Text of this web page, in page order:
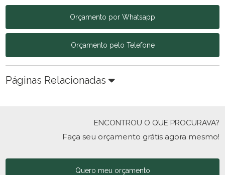
Orçamento por Whatsapp
Orçamento pelo Telefone
Páginas Relacionadas
ENCONTROU O QUE PROCURAVA?
Faça seu orçamento grátis agora mesmo!
Quero meu orçamento